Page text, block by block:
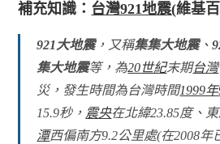
補充知識： 台灣921地震(維基
921大地震，又稱集集大地震、
集大地震等，為20世紀末期台灣
災，發生時間為台灣時間1999年
15.9秒， 震央在北緯23.85度、
潭西偏南方9.2公里處(在2008